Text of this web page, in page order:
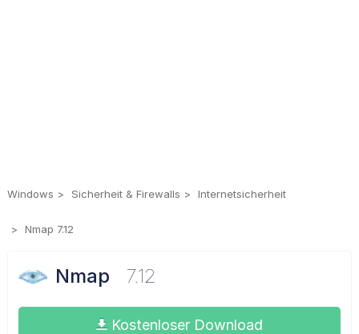
Windows Sicherheit & Firewalls Internetsicherheit
Nmap 7.12
Nmap 7.12
Kostenloser Download